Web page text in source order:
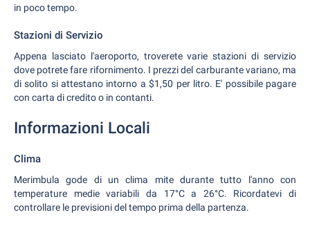
in poco tempo.
Stazioni di Servizio
Appena lasciato l'aeroporto, troverete varie stazioni di servizio
dove potrete fare rifornimento. I prezzi del carburante variano, ma
di solito si attestano intorno a $1,50 per litro. E' possibile pagare
con carta di credito o in contanti.
Informazioni Locali
Clima
Merimbula gode di un clima mite durante tutto l'anno con
temperature medie variabili da 17°C a 26°C. Ricordatevi di
controllare le previsioni del tempo prima della partenza.